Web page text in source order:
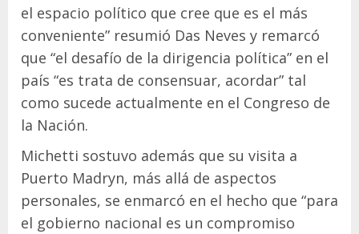
el espacio político que cree que es el más
conveniente” resumió Das Neves y remarcó
que “el desafío de la dirigencia política” en el
país “es trata de consensuar, acordar” tal
como sucede actualmente en el Congreso de
la Nación.
Michetti sostuvo además que su visita a
Puerto Madryn, más allá de aspectos
personales, se enmarcó en el hecho que “para
el gobierno nacional es un compromiso